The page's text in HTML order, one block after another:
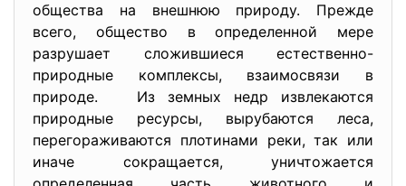
общества на внешнюю природу. Прежде
всего, общество в определенной мере
разрушает сложившиеся естественно-
природные комплексы, взаимосвязи в
природе. Из земных недр извлекаются
природные ресурсы, вырубаются леса,
перегораживаются плотинами реки, так или
иначе сокращается, уничтожается